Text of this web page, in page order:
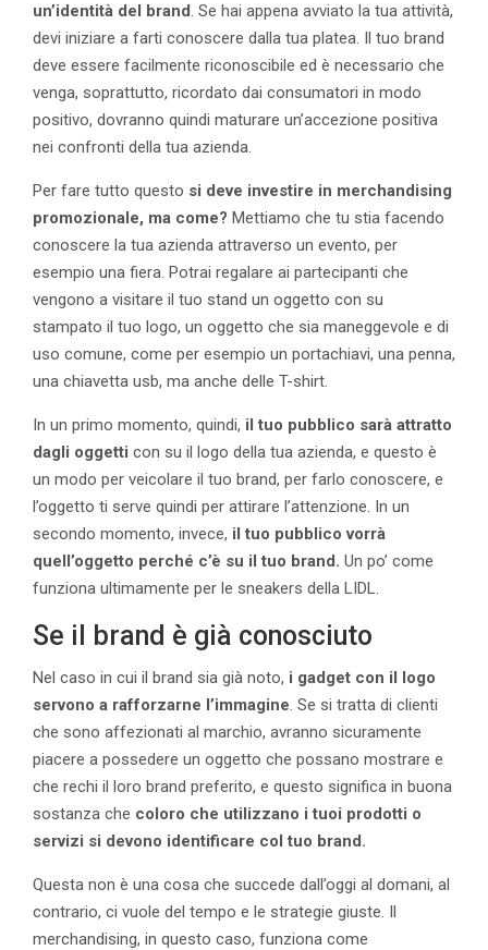
un’identità del brand. Se hai appena avviato la tua attività,
devi iniziare a farti conoscere dalla tua platea. Il tuo brand
deve essere facilmente riconoscibile ed è necessario che
venga, soprattutto, ricordato dai consumatori in modo
positivo, dovranno quindi maturare un’accezione positiva
nei confronti della tua azienda.
Per fare tutto questo si deve investire in merchandising
promozionale, ma come? Mettiamo che tu stia facendo
conoscere la tua azienda attraverso un evento, per
esempio una fiera. Potrai regalare ai partecipanti che
vengono a visitare il tuo stand un oggetto con su
stampato il tuo logo, un oggetto che sia maneggevole e di
uso comune, come per esempio un portachiavi, una penna,
una chiavetta usb, ma anche delle T-shirt.
In un primo momento, quindi, il tuo pubblico sarà attratto
dagli oggetti con su il logo della tua azienda, e questo è
un modo per veicolare il tuo brand, per farlo conoscere, e
l’oggetto ti serve quindi per attirare l’attenzione. In un
secondo momento, invece, il tuo pubblico vorrà
quell’oggetto perché c’è su il tuo brand. Un po’ come
funziona ultimamente per le sneakers della LIDL.
Se il brand è già conosciuto
Nel caso in cui il brand sia già noto, i gadget con il logo
servono a rafforzarne l’immagine. Se si tratta di clienti
che sono affezionati al marchio, avranno sicuramente
piacere a possedere un oggetto che possano mostrare e
che rechi il loro brand preferito, e questo significa in buona
sostanza che coloro che utilizzano i tuoi prodotti o
servizi si devono identificare col tuo brand.
Questa non è una cosa che succede dall’oggi al domani, al
contrario, ci vuole del tempo e le strategie giuste. Il
merchandising, in questo caso, funziona come